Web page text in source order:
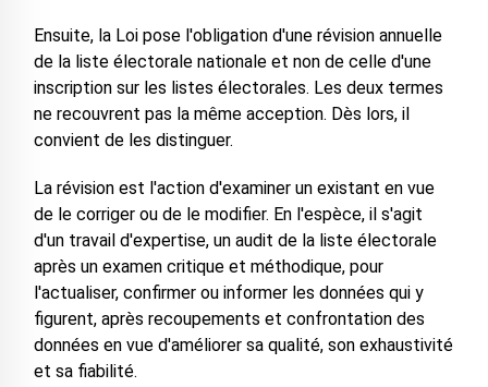
Ensuite, la Loi pose l'obligation d'une révision annuelle
de la liste électorale nationale et non de celle d'une
inscription sur les listes électorales. Les deux termes
ne recouvrent pas la même acception. Dès lors, il
convient de les distinguer.
La révision est l'action d'examiner un existant en vue
de le corriger ou de le modifier. En l'espèce, il s'agit
d'un travail d'expertise, un audit de la liste électorale
après un examen critique et méthodique, pour
l'actualiser, confirmer ou informer les données qui y
figurent, après recoupements et confrontation des
données en vue d'améliorer sa qualité, son exhaustivité
et sa fiabilité.